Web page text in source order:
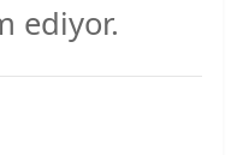
ediyor.